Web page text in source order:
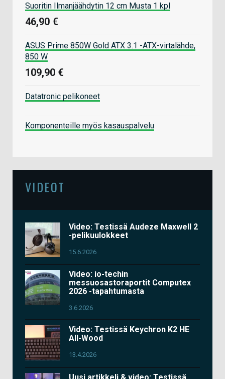
Suoritin Ilmanjäähdytin 12 cm Musta 1 kpl
46,90 €
ASUS Prime 850W Gold ATX 3.1 -ATX-virtalähde,
850 W
109,90 €
Datatronic pelikoneet
Komponenteille myös kasauspalvelu
VIDEOT
Video: Testissä Audeze Maxwell 2
-pelikuulokkeet
15.6.2026
Video: io-techin
messuosastoraportit Computex
2026 -tapahtumasta
3.6.2026
Video: Testissä Keychron K2 HE
All-Wood
13.4.2026